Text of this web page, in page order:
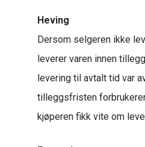
Heving
Dersom selgeren ikke
leverer varen innen
levering til avtalt tid var
tilleggsfristen
kjøperen fikk vite om